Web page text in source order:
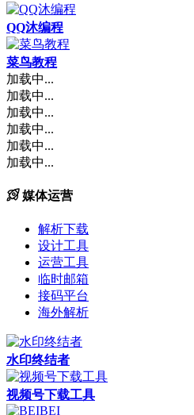
QQ沐编程
菜鸟教程
加载中...
加载中...
加载中...
加载中...
加载中...
加载中...
媒体运营
解析下载
设计工具
运营工具
临时邮箱
接码平台
海外解析
水印终结者
视频号下载工具